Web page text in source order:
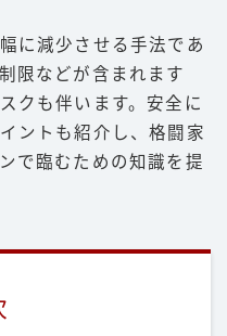
に減少させる手法であ
限などが含まれます
クも伴います。安全に
ントも紹介し、格闘家
で臨むための知識を提